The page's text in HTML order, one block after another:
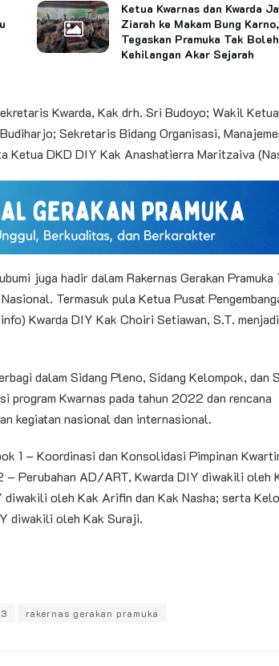
Ketua Kwarnas dan Kwarda
Ziarah ke Makam Bung Karno,
Tegaskan Pramuka Tak Boleh
Kehilangan Akar Sejarah
Kwarda, Kak drh. Sri Budoyo; Wakil Ketua
Sekretaris Bidang Organisasi,
Ketua DKD DIY Kak Anashatierra Maritzaiva
juga hadir dalam Rakernas Gerakan Pramuka
Termasuk pula Ketua Pusat
Kwarda DIY Kak Choiri Setiawan, S.T.
dalam Sidang Pleno, Sidang Kelompok, dan
program Kwarnas pada tahun 2022 dan rencana
kegiatan nasional dan internasional.
1 – Koordinasi dan Konsolidasi Pimpinan
Perubahan AD/ART, Kwarda DIY diwakili oleh
oleh Kak Arifin dan Kak Nasha; serta
diwakili oleh Kak Suraji.
rakernas gerakan pramuka